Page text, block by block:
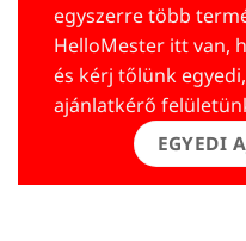
egyszerre több
HelloMester itt van,
és kérj tőlünk
ajánlatkérő
EGYEDI